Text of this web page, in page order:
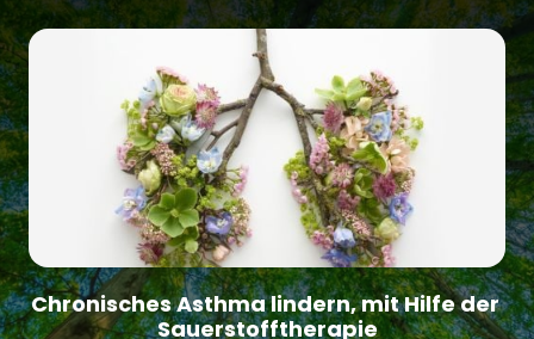
Chronisches Asthma lindern, mit Hilfe der
Sauerstofftherapie